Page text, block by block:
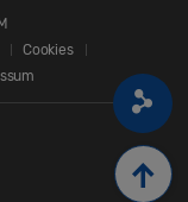
Cookies